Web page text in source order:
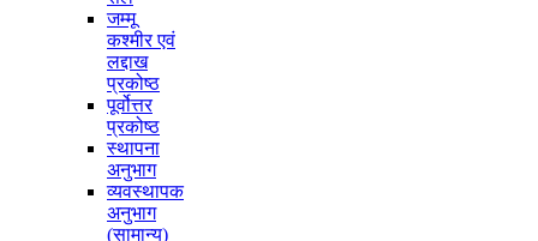
जम्मू
कश्मीर एवं
लद्दाख
प्रकोष्ठ
पूर्वोत्तर
प्रकोष्ठ
स्थापना
अनुभाग
व्यवस्थापक
अनुभाग
(सामान्य)